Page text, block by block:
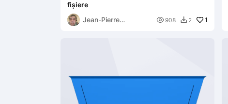
fișiere
Jean-Pierre
 908  2 1